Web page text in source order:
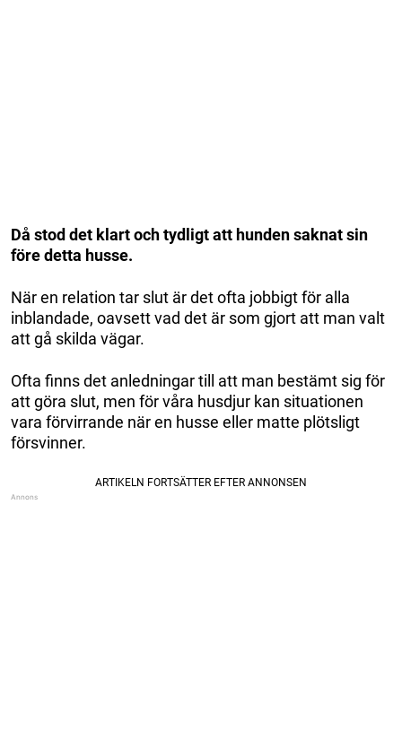
Då stod det klart och tydligt att hunden saknat sin
före detta husse.
När en relation tar slut är det ofta jobbigt för alla
inblandade, oavsett vad det är som gjort att man valt
att gå skilda vägar.
Ofta finns det anledningar till att man bestämt sig för
att göra slut, men för våra husdjur kan situationen
vara förvirrande när en husse eller matte plötsligt
försvinner.